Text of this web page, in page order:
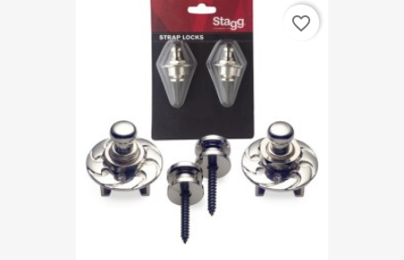
favorite_border